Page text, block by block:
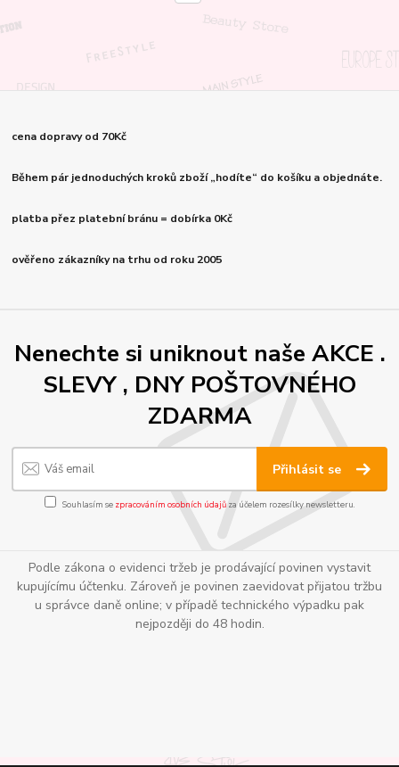
cena dopravy od 70Kč
Během pár jednoduchých kroků zboží „hodíte“ do košíku a objednáte.
platba přez platební bránu = dobírka 0Kč
ověřeno zákazníky na trhu od roku 2005
Nenechte si uniknout naše AKCE .
SLEVY , DNY POŠTOVNÉHO
ZDARMA
Přihlásit se
Souhlasím se zpracováním osobních údajůza účelem rozesílky newsletteru.
Podle zákona o evidenci tržeb je prodávající povinen vystavit
kupujícímu účtenku. Zároveň je povinen zaevidovat přijatou tržbu
u správce daně online; v případě technického výpadku pak
nejpozději do 48 hodin.